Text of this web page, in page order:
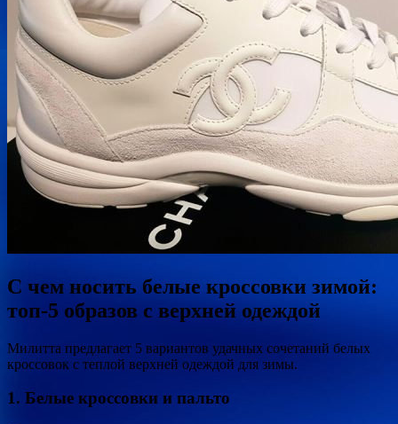
С чем носить белые кроссовки зимой:
топ-5 образов с верхней одеждой
Милитта предлагает 5 вариантов удачных сочетаний белых
кроссовок с теплой верхней одеждой для зимы.
1. Белые кроссовки и пальто